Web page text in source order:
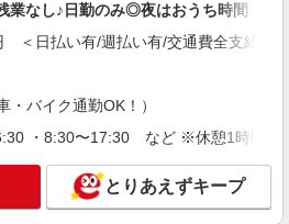
業なし♪日勤のみ◎夜はおうち時間
＜日払い有/週払い有/交通費全支給(ガ
バイク通勤OK！）
・8:30〜17:30 など ※休憩1時間 ※
とりあえずキープ